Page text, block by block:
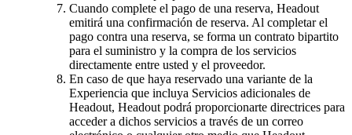
Cuando complete el pago de una reserva, Headout
emitirá una confirmación de reserva. Al completar el
pago contra una reserva, se forma un contrato bipartito
para el suministro y la compra de los servicios
directamente entre usted y el proveedor.
En caso de que haya reservado una variante de la
Experiencia que incluya Servicios adicionales de
Headout, Headout podrá proporcionarte directrices para
acceder a dichos servicios a través de un correo